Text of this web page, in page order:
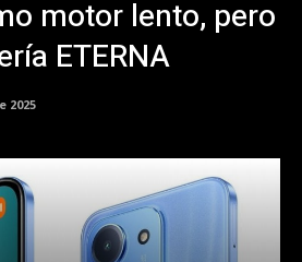
motor lento, pero
ETERNA
2025